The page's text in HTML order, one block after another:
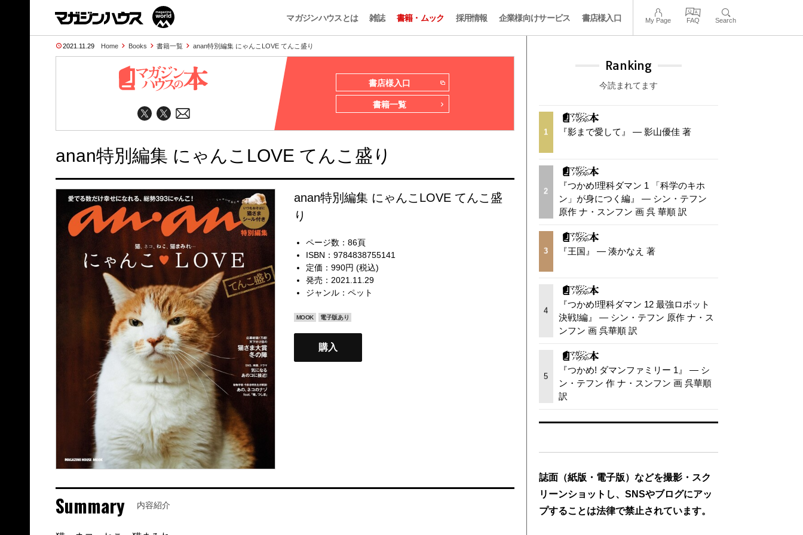
マガジンハウスとは 雑誌 書籍・ムック 採用情報 企業様向けサービス 書店様入口 My Page FAQ Search
2021.11.29 Home Books 書籍一覧 anan特別編集 にゃんこLOVE てんこ盛り
書店様入口
書籍一覧
anan特別編集 にゃんこLOVE てんこ盛り
anan特別編集 にゃんこLOVE てんこ盛
り
ページ数：86頁
ISBN：9784838755141
定価：990円 (税込)
発売：2021.11.29
ジャンル： ペット
MOOK 電子版あり
購入
Summary 内容紹介
Ranking
今読まれてます
1 『影まで愛して』 — 影山優佳 著
2
『つかめ!理科ダマン 1 「科学のキホ
ン」が身につく編』 — シン・テフン
原作 ナ・スンフン 画 呉 華順 訳
3 『王国』 — 湊かなえ 著
4
『つかめ!理科ダマン 12 最強ロボット
決戦!編』 — シン・テフン 原作 ナ・ス
ンフン 画 呉華順 訳
5
『つかめ! ダマンファミリー 1』 — シ
ン・テフン 作 ナ・スンフン 画 呉華順
訳
誌面（紙版・電子版）などを撮影・スク
リーンショットし、SNSやブログにアッ
プすることは法律で禁止されています。